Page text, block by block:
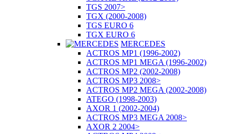
TGS 2007>
TGX (2000-2008)
TGS EURO 6
TGX EURO 6
MERCEDES
ACTROS MP1 (1996-2002)
ACTROS MP1 MEGA (1996-2002)
ACTROS MP2 (2002-2008)
ACTROS MP3 2008>
ACTROS MP2 MEGA (2002-2008)
ATEGO (1998-2003)
AXOR 1 (2002-2004)
ACTROS MP3 MEGA 2008>
AXOR 2 2004>